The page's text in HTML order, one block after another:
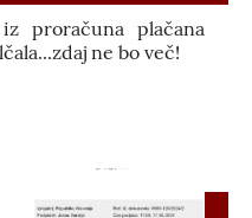
proračuna plačana
ne bo več!